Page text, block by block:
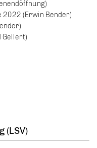
(Erwin Bender)
Gellert)
(LSV)